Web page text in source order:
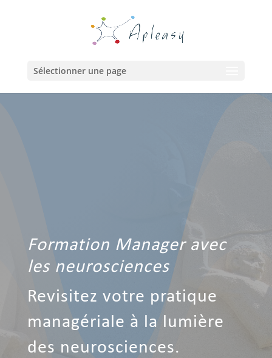
Sélectionner une page
Formation Manager avec
les neurosciences
Revisitez votre pratique
managériale à la lumière
des neurosciences.